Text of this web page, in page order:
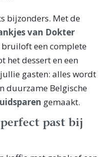
bijzonders. Met de
van Dokter
een complete
het dessert en een
gasten: alles wordt
duurzame Belgische
gemaakt.
past bij